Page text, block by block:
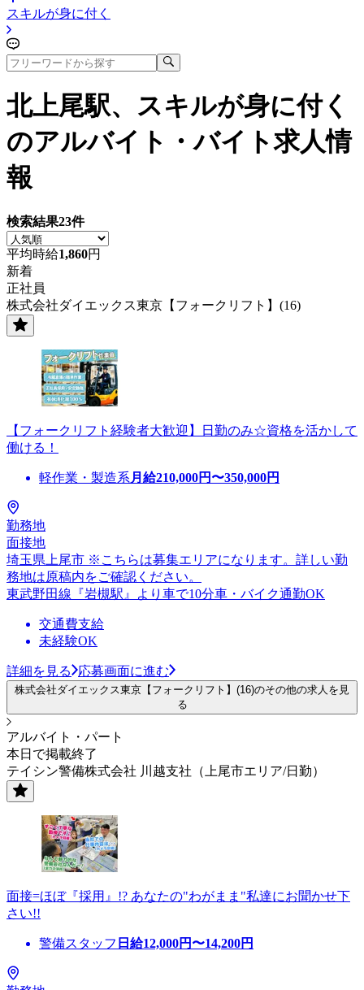
スキルが身に付く
北上尾駅、スキルが身に付く
のアルバイト・バイト求人情
報
検索結果23件
平均時給1,860円
新着
正社員
株式会社ダイエックス東京【フォークリフト】(16)
【フォークリフト経験者大歓迎】日勤のみ☆資格を活かして
働ける！
軽作業・製造系 月給210,000円〜350,000円
勤務地
面接地
埼玉県上尾市 ※こちらは募集エリアになります。詳しい勤
務地は原稿内をご確認ください。
東武野田線『岩槻駅』より車で10分車・バイク通勤OK
交通費支給
未経験OK
詳細を見る 応募画面に進む
株式会社ダイエックス東京【フォークリフト】(16)のその他の求人を見
る
アルバイト・パート
本日で掲載終了
テイシン警備株式会社 川越支社（上尾市エリア/日勤）
面接=ほぼ『採用』!? あなたの"わがまま"私達にお聞かせ下
さい!!
警備スタッフ 日給12,000円〜14,200円